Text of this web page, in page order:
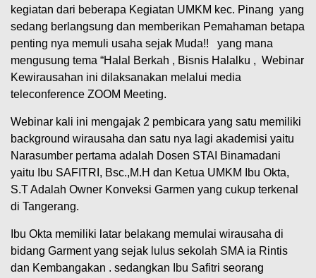
kegiatan dari beberapa Kegiatan UMKM kec. Pinang yang
sedang berlangsung dan memberikan Pemahaman betapa
penting nya memuli usaha sejak Muda!! yang mana
mengusung tema “Halal Berkah , Bisnis Halalku , Webinar
Kewirausahan ini dilaksanakan melalui media
teleconference ZOOM Meeting.
Webinar kali ini mengajak 2 pembicara yang satu memiliki
background wirausaha dan satu nya lagi akademisi yaitu
Narasumber pertama adalah Dosen STAI Binamadani
yaitu Ibu SAFITRI, Bsc.,M.H dan Ketua UMKM Ibu Okta,
S.T Adalah Owner Konveksi Garmen yang cukup terkenal
di Tangerang.
Ibu Okta memiliki latar belakang memulai wirausaha di
bidang Garment yang sejak lulus sekolah SMA ia Rintis
dan Kembangakan . sedangkan Ibu Safitri seorang